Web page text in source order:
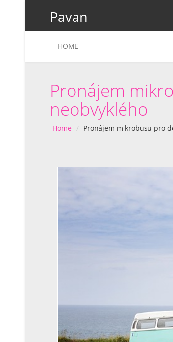
Pavan
HOME
Pronájem
neobvyklého
Home Pronájem mikrobusu pro